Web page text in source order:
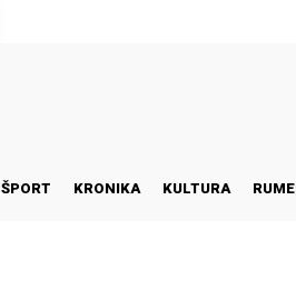
ŠPORT KRONIKA KULTURA